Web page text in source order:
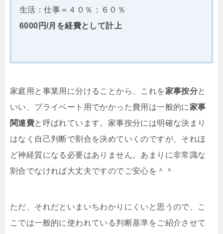
生活：仕事＝４０％：６０％
6000円/月を経費として計上
家庭用と事業用に分けることから、これを家事按分と
いい、プライベート用でかかった費用は一般的に 家事
関連費と呼ばれています。家事按分には明確な決まり
はなく自己判断で割合を決めていくのですが、それほ
ど神経質になる必要はありません。あまりに非常識な
割合でなければ大丈夫ですのでご安心を＾＾
ただ、それだといまいちわかりにくいと思うので、こ
こでは一般的に使われている判断基準をご紹介させて